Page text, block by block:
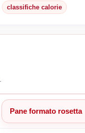
classifiche calorie
Pane formato rosetta